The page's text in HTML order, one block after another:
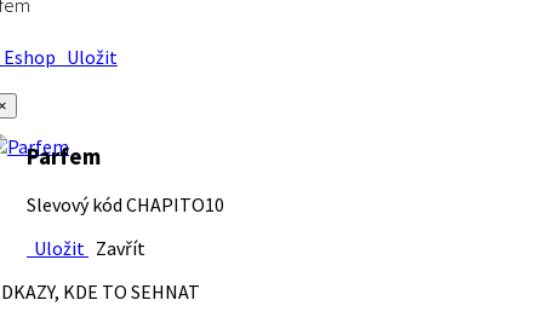
Uložit
Parfem
Slevový kód CHAPITO10
Uložit Zavřít
KDE TO SEHNAT